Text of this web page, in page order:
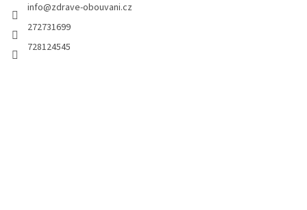
info@zdrave-obouvani.cz
272731699
728124545